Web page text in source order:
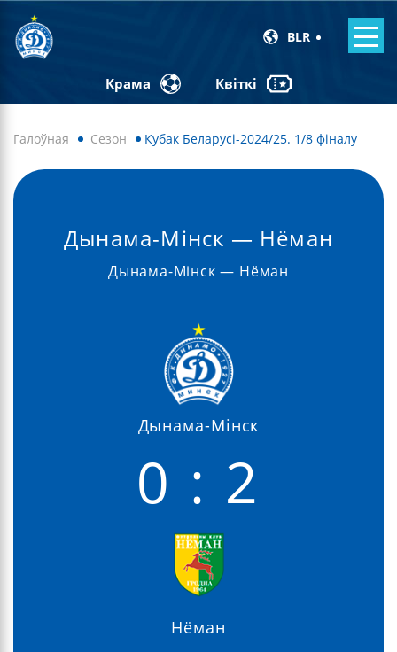
BLR
Крама Квіткі
Галоўная Сезон Кубак Беларусі-2024/25. 1/8 фіналу
Дынама-Мінск — Нёман
Дынама-Мінск — Нёман
Дынама-Мінск
0 : 2
Нёман